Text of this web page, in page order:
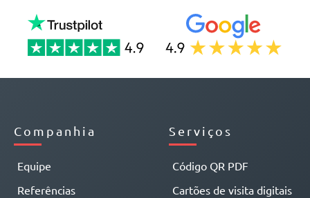
Companhia
Equipe
Referências
Serviços
Código QR PDF
Cartões de visita digitais